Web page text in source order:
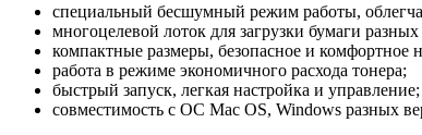
специальный бесшумный режим работы,
многоцелевой лоток для загрузки бумаги
компактные размеры, безопасное и комфортное
работа в режиме экономичного расхода тонера;
быстрый запуск, легкая настройка и управление;
совместимость с ОС Mac OS, Windows разных